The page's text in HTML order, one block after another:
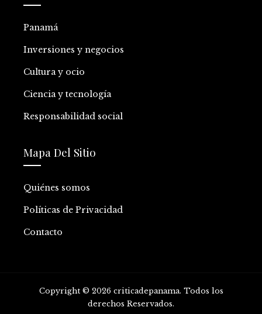
Panamá
Inversiones y negocios
Cultura y ocio
Ciencia y tecnología
Responsabilidad social
Mapa Del Sitio
Quiénes somos
Políticas de Privacidad
Contacto
Copyright © 2026 criticadepanama. Todos los
derechos Reservados.